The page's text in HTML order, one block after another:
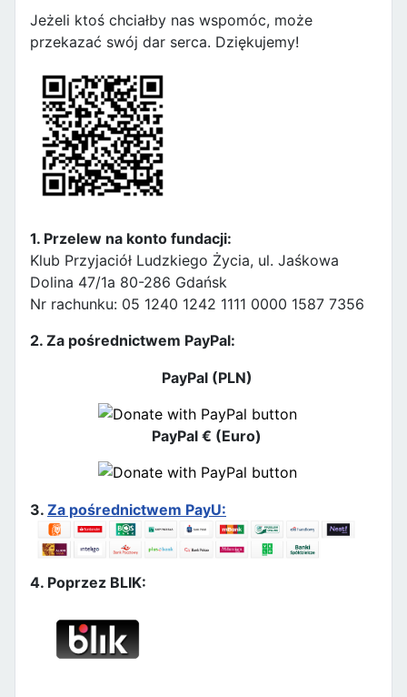
Jeżeli ktoś chciałby nas wspomóc, może
przekazać swój dar serca. Dziękujemy!
1. Przelew na konto fundacji:
Klub Przyjaciół Ludzkiego Życia, ul. Jaśkowa
Dolina 47/1a 80-286 Gdańsk
Nr rachunku: 05 1240 1242 1111 0000 1587 7356
2. Za pośrednictwem PayPal:
PayPal (PLN)
PayPal € (Euro)
3. Za pośrednictwem PayU:
4. Poprzez BLIK: